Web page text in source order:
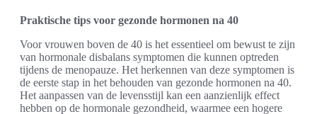
Praktische tips voor gezonde hormonen na 40
Voor vrouwen boven de 40 is het essentieel om bewust te zijn
van hormonale disbalans symptomen die kunnen optreden
tijdens de menopauze. Het herkennen van deze symptomen is
de eerste stap in het behouden van gezonde hormonen na 40.
Het aanpassen van de levensstijl kan een aanzienlijk effect
hebben op de hormonale gezondheid, waarmee een hogere